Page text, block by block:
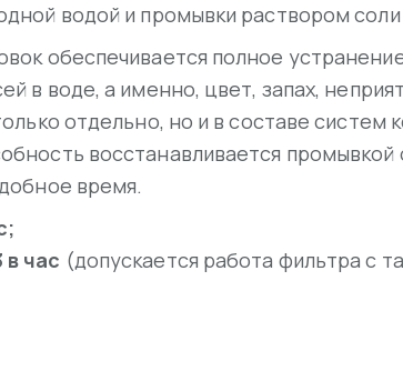
водой и промывки раствором соли
обеспечивается полное
в воде, а именно, цвет, запах,
отдельно, но и в составе систем
восстанавливается
время.
час (допускается работа фильтра с